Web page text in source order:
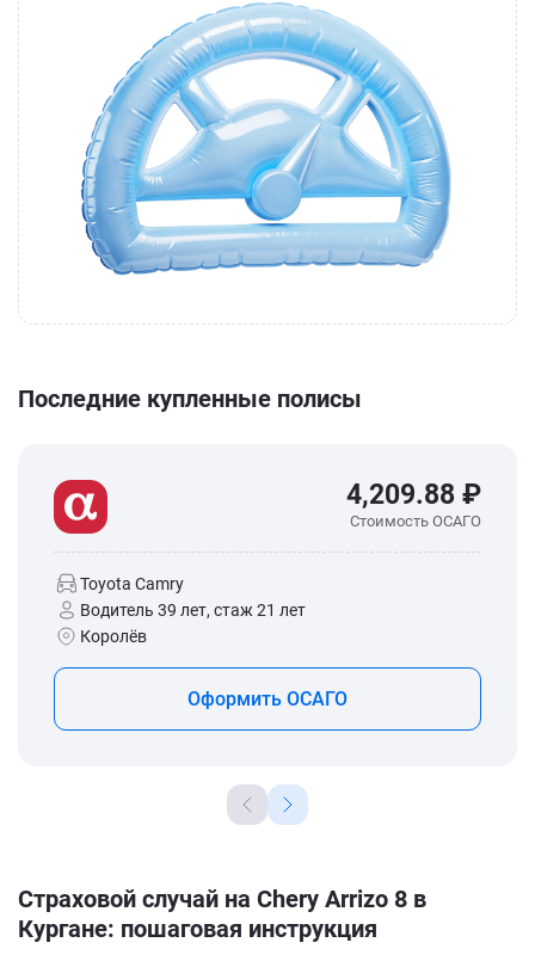
Последние купленные полисы
4,209.88 ₽
Стоимость ОСАГО
Toyota Camry
Водитель 39 лет, стаж 21 лет
Королёв
Оформить ОСАГО
Страховой случай на Chery Arrizo 8 в
Кургане: пошаговая инструкция